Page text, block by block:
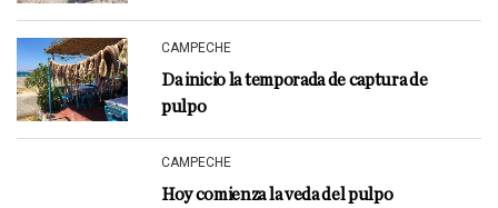
CAMPECHE
Da inicio la temporada de captura de
pulpo
CAMPECHE
Hoy comienza la veda del pulpo